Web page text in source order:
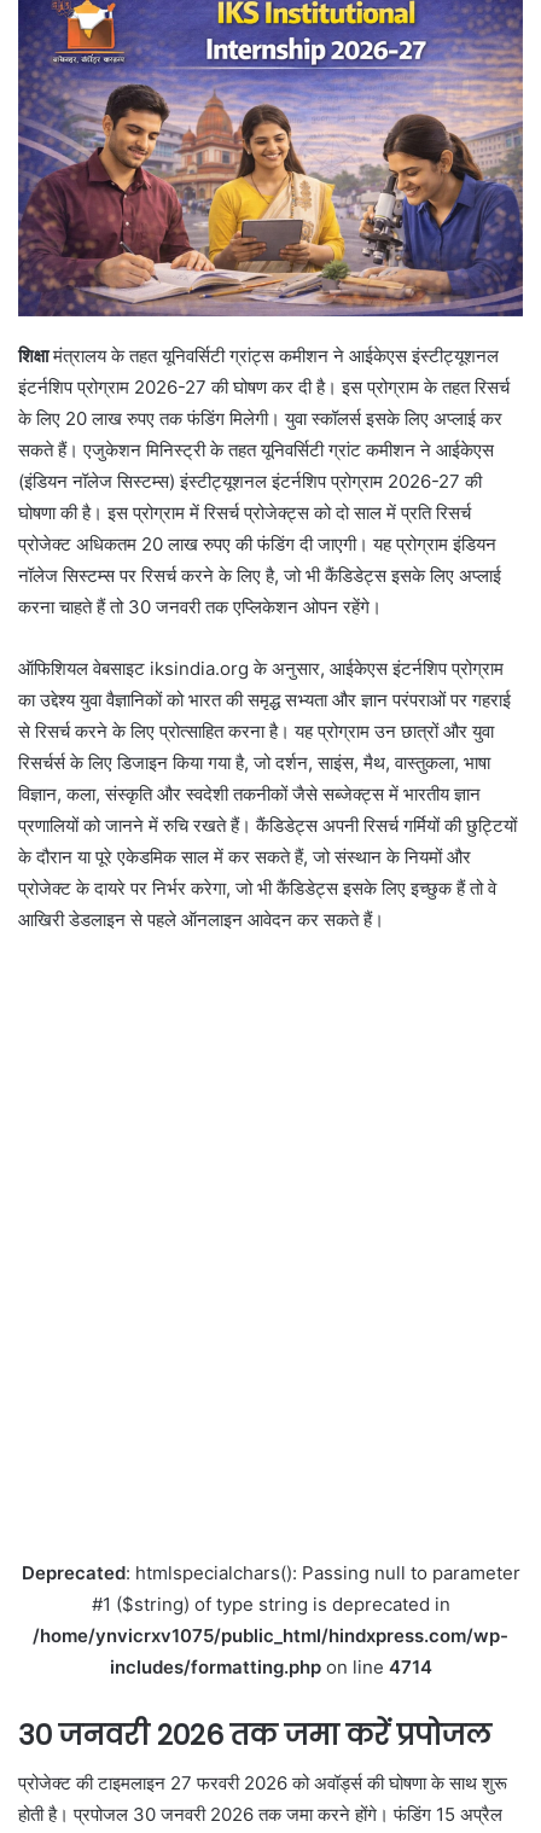
m
a
i
l
शिक्षामंत्रालय के तहत यूनिवर्सिटी ग्रांट्स कमीशन ने आईकेएस इंस्टीट्यूशनल
इंटर्नशिप प्रोग्राम 2026-27 की घोषण कर दी है। इस प्रोग्राम के तहत रिसर्च
के लिए 20 लाख रुपए तक फंडिंग मिलेगी। युवा स्कॉलर्स इसके लिए अप्लाई कर
सकते हैं। एजुकेशन मिनिस्ट्री के तहत यूनिवर्सिटी ग्रांट कमीशन ने आईकेएस
(इंडियन नॉलेज सिस्टम्स) इंस्टीट्यूशनल इंटर्नशिप प्रोग्राम 2026-27 की
घोषणा की है। इस प्रोग्राम में रिसर्च प्रोजेक्ट्स को दो साल में प्रति रिसर्च
प्रोजेक्ट अधिकतम 20 लाख रुपए की फंडिंग दी जाएगी। यह प्रोग्राम इंडियन
नॉलेज सिस्टम्स पर रिसर्च करने के लिए है, जो भी कैंडिडेट्स इसके लिए अप्लाई
करना चाहते हैं तो 30 जनवरी तक एप्लिकेशन ओपन रहेंगे।
ऑफिशियल वेबसाइट iksindia.org के अनुसार, आईकेएस इंटर्नशिप प्रोग्राम
का उद्देश्य युवा वैज्ञानिकों को भारत की समृद्ध सभ्यता और ज्ञान परंपराओं पर गहराई
से रिसर्च करने के लिए प्रोत्साहित करना है। यह प्रोग्राम उन छात्रों और युवा
रिसर्चर्स के लिए डिजाइन किया गया है, जो दर्शन, साइंस, मैथ, वास्तुकला, भाषा
विज्ञान, कला, संस्कृति और स्वदेशी तकनीकों जैसे सब्जेक्ट्स में भारतीय ज्ञान
प्रणालियों को जानने में रुचि रखते हैं। कैंडिडेट्स अपनी रिसर्च गर्मियों की छुट्टियों
के दौरान या पूरे एकेडमिक साल में कर सकते हैं, जो संस्थान के नियमों और
प्रोजेक्ट के दायरे पर निर्भर करेगा, जो भी कैंडिडेट्स इसके लिए इच्छुक हैं तो वे
आखिरी डेडलाइन से पहले ऑनलाइन आवेदन कर सकते हैं।
Deprecated: htmlspecialchars(): Passing null to parameter
#1 ($string) of type string is deprecated in
/home/ynvicrxv1075/public_html/hindxpress.com/wp-
includes/formatting.phpon line 4714
30 जनवरी 2026 तक जमा करें प्रपोजल
प्रोजेक्ट की टाइमलाइन 27 फरवरी 2026 को अवॉर्ड्स की घोषणा के साथ शुरू
होती है। प्रपोजल 30 जनवरी 2026 तक जमा करने होंगे। फंडिंग 15 अप्रैल